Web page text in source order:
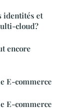
identités et
cloud?
encore
E-commerce
E-commerce